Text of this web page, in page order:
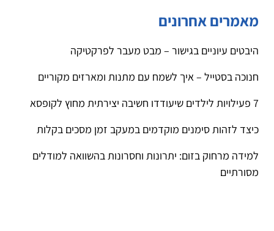
מאמרים אחרונים
היבטים עיוניים בגישור – מבט מעבר לפרקטיקה
חנוכה בסטייל – איך לשמח עם מתנות ומארזים מקוריים
7 פעילויות לילדים שיעודדו חשיבה יצירתית מחוץ לקופסא
כיצד לזהות סימנים מוקדמים במעקב זמן מסכים בקלות
למידה מרחוק בזום: יתרונות וחסרונות בהשוואה למודלים
מסורתיים